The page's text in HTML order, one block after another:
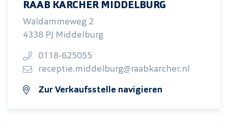
RAAB KARCHER MIDDELBURG
Waldammeweg 2
4338 PJ Middelburg
0118-625055
receptie.middelburg@raabkarcher.nl
Zur Verkaufsstelle navigieren